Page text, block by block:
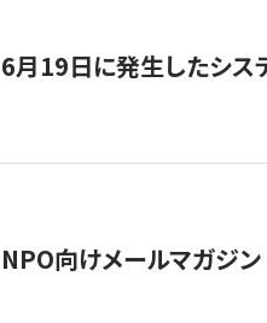
6月19日に発生したシス
NPO向けメールマガジ